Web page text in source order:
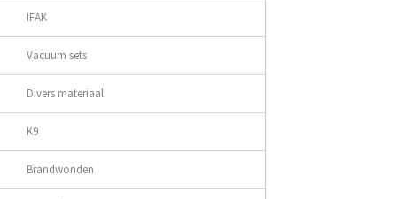
IFAK
Vacuum sets
Divers materiaal
K9
Brandwonden